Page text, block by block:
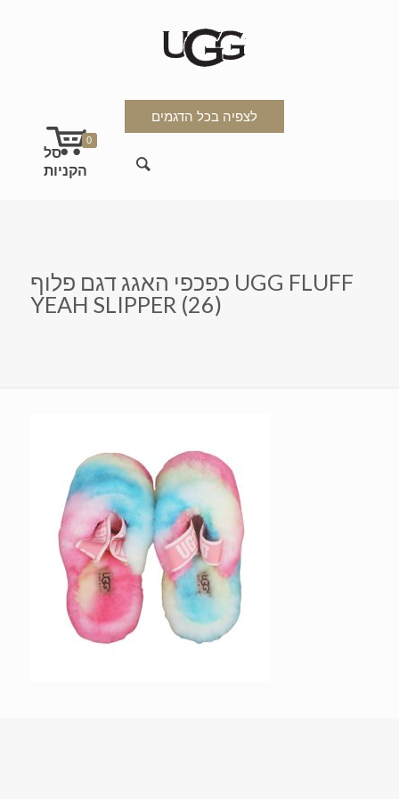
לצפיה בכל הדגמים
0
כפכפי האגג דגם פלוף UGG FLUFF
YEAH SLIPPER (26)